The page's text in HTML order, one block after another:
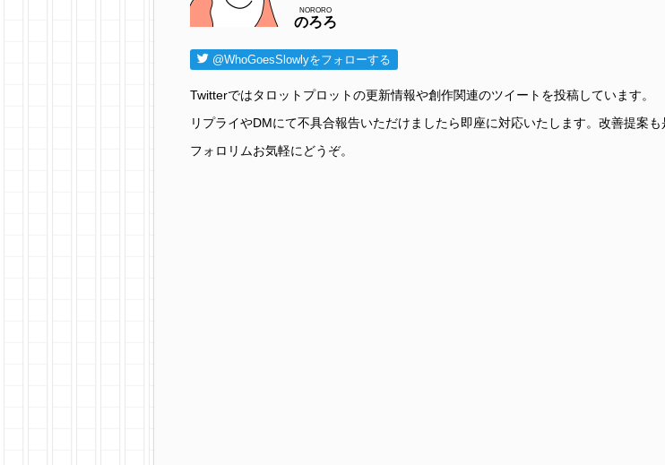
のろろ
NORORO
@WhoGoesSlowlyをフォローする
Twitterではタロットプロットの更新情報や創作関連のツイートを投稿しています。
リプライやDMにて不具合報告いただけましたら即座に対応いたします。改善提案も
フォロリムお気軽にどうぞ。